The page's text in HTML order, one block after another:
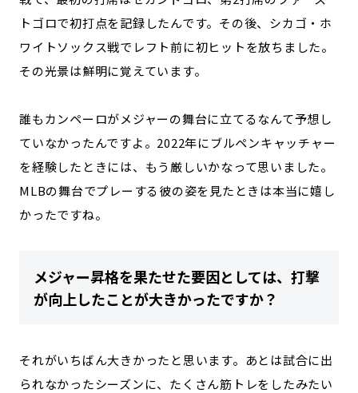
トゴロで初打点を記録したんです。その後、シカゴ・ホ
ワイトソックス戦でレフト前に初ヒットを放ちました。
その光景は鮮明に覚えています。
誰もカンペーロがメジャーの舞台に立てるなんて予想し
ていなかったんですよ。2022年にブルペンキャッチャー
を経験したときには、もう厳しいかなって思いました。
MLBの舞台でプレーする彼の姿を見たときは本当に嬉し
かったですね。
メジャー昇格を果たせた要因としては、打撃
が向上したことが大きかったですか？
それがいちばん大きかったと思います。あとは試合に出
られなかったシーズンに、たくさん筋トレをしたみたい